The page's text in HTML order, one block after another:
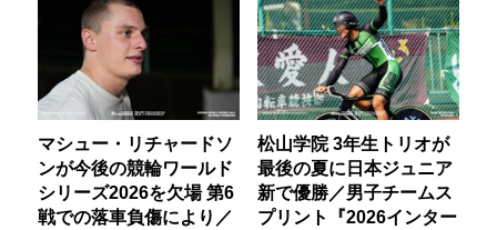
マシュー・リチャードソ
ンが今後の競輪ワールド
シリーズ2026を欠場 第6
戦での落車負傷により／
松山学院 3年生トリオが
最後の夏に日本ジュニア
新で優勝／男子チームス
プリント『2026インター